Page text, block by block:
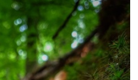
Portrét mosty
makro zvierata